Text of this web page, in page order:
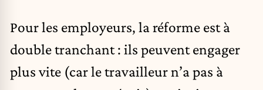
Pour les employeurs, la réforme est à
double tranchant : ils peuvent engager
plus vite (car le travailleur n’a pas à